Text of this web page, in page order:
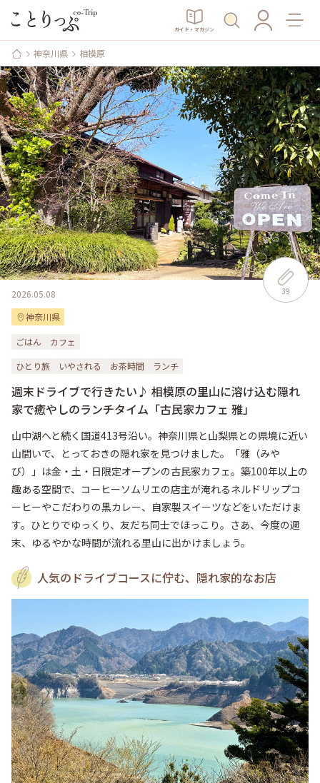
ガイド・マガジン
神奈川県 相模原
39
2026.05.08
神奈川県
ごはん
カフェ
ひとり旅
いやされる お茶時間 ランチ
週末ドライブで行きたい♪ 相模原の里山に溶け込む隠れ
家で癒やしのランチタイム「古民家カフェ 雅」
山中湖へと続く国道413号沿い。神奈川県と山梨県との県境に近い
山間いで、とっておきの隠れ家を見つけました。「雅（みや
び）」は金・土・日限定オープンの古民家カフェ。築100年以上の
趣ある空間で、コーヒーソムリエの店主が淹れるネルドリップコ
ーヒーやこだわりの黒カレー、自家製スイーツなどをいただけま
す。ひとりでゆっくり、友だち同士でほっこり。さあ、今度の週
末、ゆるやかな時間が流れる里山に出かけましょう。
人気のドライブコースに佇む、隠れ家的なお店